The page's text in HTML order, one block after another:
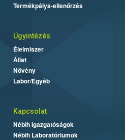
Termékpálya-ellenőrzés
Ügyintézés
Élelmiszer
Állat
Növény
Labor/Egyéb
Kapcsolat
Nébih Igazgatóságok
Nébih Laboratóriumok